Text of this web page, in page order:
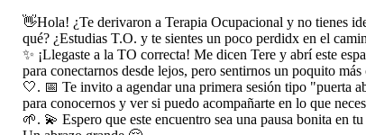
👋Hola! ¿Te derivaron a Terapia Ocupacional y no tienes
qué? ¿Estudias T.O. y te sientes un poco perdidx en el
✨ ¡Llegaste a la TO correcta! Me dicen Tere y abrí este
para conectarnos desde lejos, pero sentirnos un poquito más
🤍. 📅 Te invito a agendar una primera sesión tipo "puerta
para conocernos y ver si puedo acompañarte en lo que
🌱. 💫 Espero que este encuentro sea una pausa bonita en